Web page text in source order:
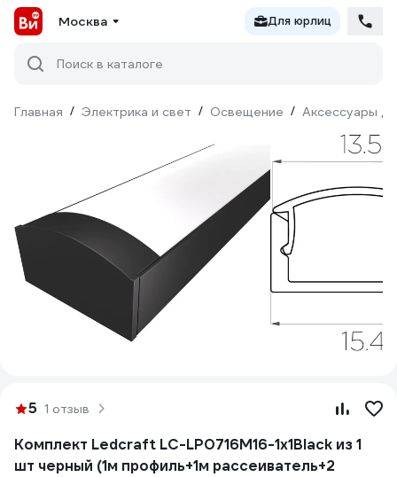
Москва Для юрлиц
Поиск в каталоге
Главная / Электрика и свет / Освещение / Аксессуары
5 1 отзыв
Комплект Ledcraft LC-LP0716M16-1x1Black из 1
шт черный (1м профиль+1м рассеиватель+2